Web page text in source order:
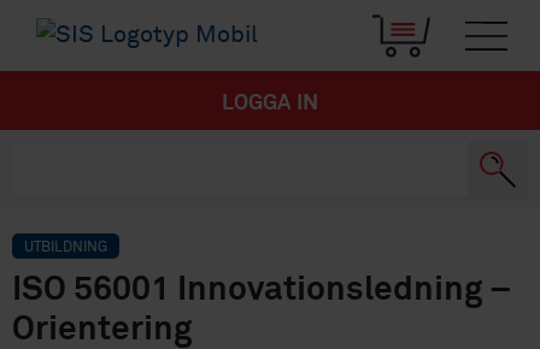
LOGGA IN
UTBILDNING
ISO 56001 Innovationsledning –
Orientering